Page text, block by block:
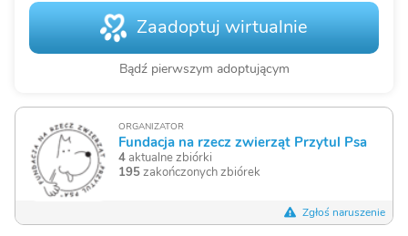
Zaadoptuj wirtualnie
Bądź pierwszym adoptującym
ORGANIZATOR
Fundacja na rzecz zwierząt Przytul Psa
4aktualne zbiórki
195zakończonych zbiórek
Zgłoś naruszenie